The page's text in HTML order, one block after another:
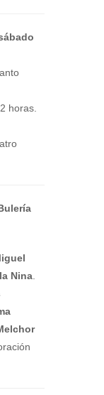
horas.
Nina.